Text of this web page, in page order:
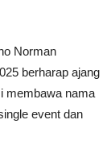
Norman
berharap ajang
membawa nama
event dan